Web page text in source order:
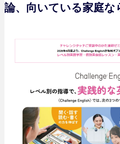
論、向いている家庭な